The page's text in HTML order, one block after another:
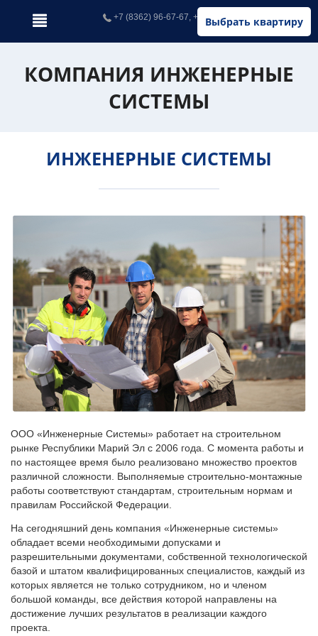
Выбрать квартиру
+7 (8362) 96-67-67, +7 (902) 326-67-67
КОМПАНИЯ ИНЖЕНЕРНЫЕ
СИСТЕМЫ
ИНЖЕНЕРНЫЕ СИСТЕМЫ
ООО «Инженерные Системы» работает на строительном
рынке Республики Марий Эл с 2006 года. С момента работы и
по настоящее время было реализовано множество проектов
различной сложности. Выполняемые строительно-монтажные
работы соответствуют стандартам, строительным нормам и
правилам Российской Федерации.
На сегодняшний день компания «Инженерные системы»
обладает всеми необходимыми допусками и
разрешительными документами, собственной технологической
базой и штатом квалифицированных специалистов, каждый из
которых является не только сотрудником, но и членом
большой команды, все действия которой направлены на
достижение лучших результатов в реализации каждого
проекта.